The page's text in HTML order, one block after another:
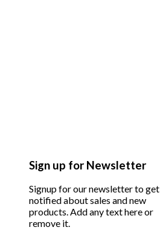
Sign up for Newsletter
Signup for our newsletter to get
notified about sales and new
products. Add any text here or
remove it.